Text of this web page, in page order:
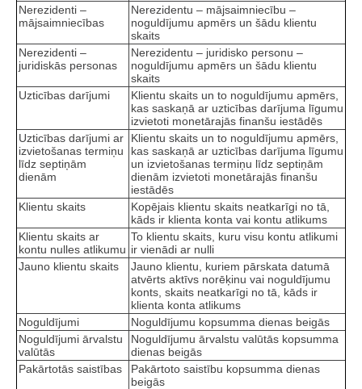
Nerezidenti –
mājsaimniecības
Nerezidentu – mājsaimniecību –
noguldījumu apmērs un šādu klientu
skaits
Nerezidenti –
juridiskās personas
Nerezidentu – juridisko personu –
noguldījumu apmērs un šādu klientu
skaits
Uzticības darījumi
Klientu skaits un to noguldījumu apmērs,
kas saskaņā ar uzticības darījuma līgumu
izvietoti monetārajās finanšu iestādēs
Uzticības darījumi ar
izvietošanas termiņu
līdz septiņām
dienām
Klientu skaits un to noguldījumu apmērs,
kas saskaņā ar uzticības darījuma līgumu
un izvietošanas termiņu līdz septiņām
dienām izvietoti monetārajās finanšu
iestādēs
Klientu skaits
Kopējais klientu skaits neatkarīgi no tā,
kāds ir klienta konta vai kontu atlikums
Klientu skaits ar
kontu nulles atlikumu
To klientu skaits, kuru visu kontu atlikumi
ir vienādi ar nulli
Jauno klientu skaits
Jauno klientu, kuriem pārskata datumā
atvērts aktīvs norēķinu vai noguldījumu
konts, skaits neatkarīgi no tā, kāds ir
klienta konta atlikums
Noguldījumi
Noguldījumu kopsumma dienas beigās
Noguldījumi ārvalstu
valūtās
Noguldījumu ārvalstu valūtās kopsumma
dienas beigās
Pakārtotās saistības
Pakārtoto saistību kopsumma dienas
beigās